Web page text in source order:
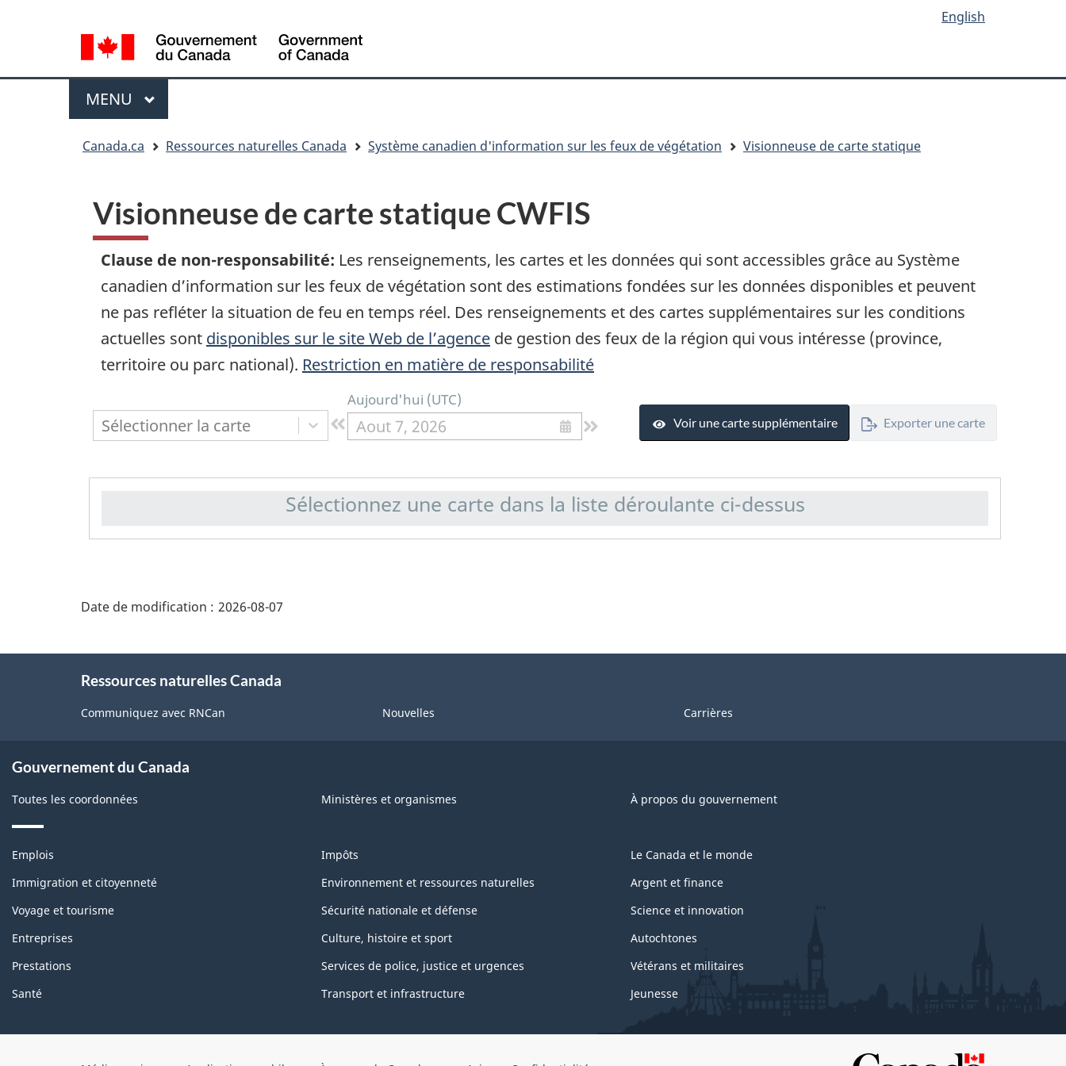
principal
sujet
version
de
la
langue
English
of
Menu
MENU PRINCIPAL
Canada.ca Ressources naturelles Canada Système canadien d'information sur les feux de végétation Visionneuse de carte statique
Visionneuse de carte statique CWFIS
Clause de non-responsabilité: Les renseignements, les cartes et les données qui sont accessibles grâce au Système
canadien d’information sur les feux de végétation sont des estimations fondées sur les données disponibles et peuvent
ne pas refléter la situation de feu en temps réel. Des renseignements et des cartes supplémentaires sur les conditions
actuelles sont disponibles sur le site Web de l’agence de gestion des feux de la région qui vous intéresse (province,
territoire ou parc national). Restriction en matière de responsabilité
Sélectionner la carte
Aujourd'hui (UTC)
Aout 7, 2026 Voir une carte supplémentaire Exporter une carte
Sélectionnez une carte dans la liste déroulante ci-dessus
de
page"
Date de modification : 2026-08-07
site
Ressources naturelles Canada
Communiquez avec RNCan Nouvelles Carrières
propos
de
ce
site
Gouvernement du Canada
Toutes les coordonnées Ministères et organismes À propos du gouvernement
Thèmes
sujets
Emplois
Immigration et citoyenneté
Voyage et tourisme
Entreprises
Prestations
Santé
Impôts
Environnement et ressources naturelles
Sécurité nationale et défense
Culture, histoire et sport
Services de police, justice et urgences
Transport et infrastructure
Le Canada et le monde
Argent et finance
Science et innovation
Autochtones
Vétérans et militaires
Jeunesse